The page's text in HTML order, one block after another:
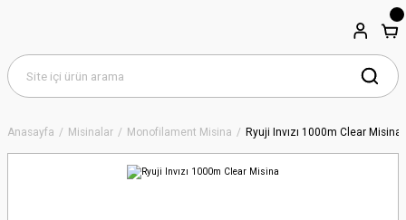
Anasayfa Misinalar Monofilament Misina Ryuji Invızı 1000m Clear Misina